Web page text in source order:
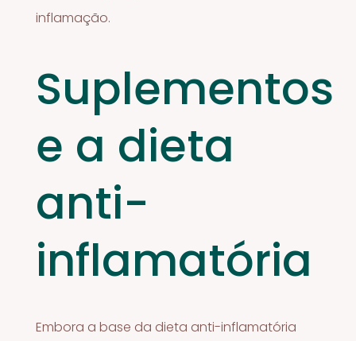
inflamação.
Suplementos
e a dieta
anti-
inflamatória
Embora a base da dieta anti-inflamatória